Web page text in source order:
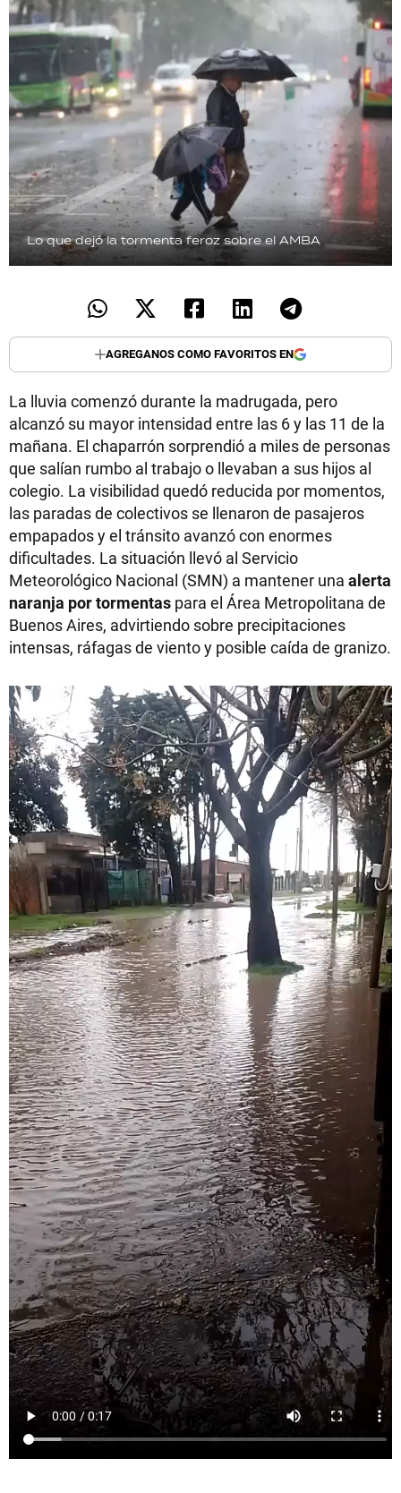
Lo que dejó la tormenta feroz sobre el AMBA
AGREGANOS COMO FAVORITOS EN
La lluvia comenzó durante la madrugada, pero
alcanzó su mayor intensidad entre las 6 y las 11 de la
mañana. El chaparrón sorprendió a miles de personas
que salían rumbo al trabajo o llevaban a sus hijos al
colegio. La visibilidad quedó reducida por momentos,
las paradas de colectivos se llenaron de pasajeros
empapados y el tránsito avanzó con enormes
dificultades. La situación llevó al Servicio
Meteorológico Nacional (SMN) a mantener una alerta
naranja por tormentas para el Área Metropolitana de
Buenos Aires, advirtiendo sobre precipitaciones
intensas, ráfagas de viento y posible caída de granizo.